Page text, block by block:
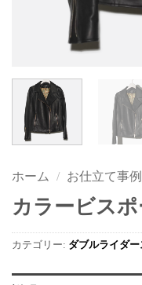
ホーム / お仕立て事例
カラービスポ
カテゴリー: ダブルライダー